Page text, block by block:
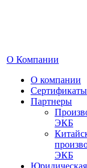
О Компании
О компании
Сертификаты
Партнеры
ЭКБ
ЭКБ
Юридическая